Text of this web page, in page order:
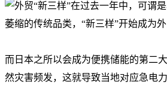
而日本之所以会成为便携储能的第二
然灾害频发，这就导致当地对应急电